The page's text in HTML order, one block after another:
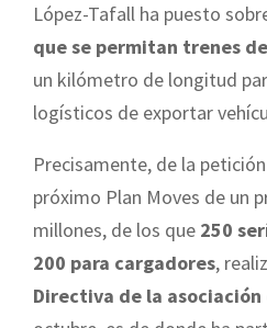
López-Tafall ha puesto
que se permitan trenes
un kilómetro de longitud
logísticos de exportar
Precisamente, de la
próximo Plan Moves de un
millones, de los que 250
200 para cargadores,
Directiva de la asociación